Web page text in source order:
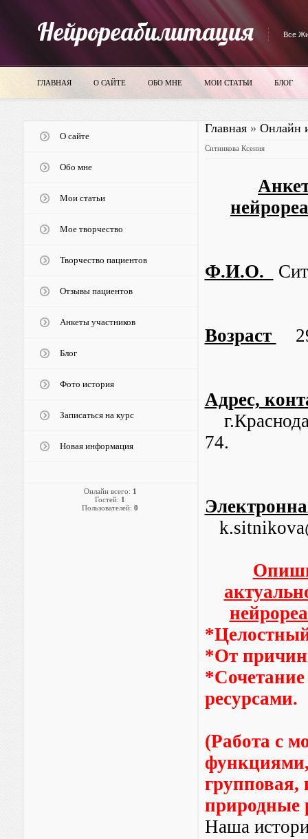
Нейрореабилитация Все
ГЛАВНАЯ О САЙТЕ ОБО МНЕ МОИ СТАТЬИ БЛОГ
О сайте
Обо мне
Мои статьи
Мое творчество
Творчество пациентов
Отзывы пациентов
Анкеты участников
Блог
Фото история
Записаться на курс
Новая информация
Онлайн всего: 1
Гостей: 1
Пользователей: 0
Главная» Онлайн
Ситникова Ксения
Ф.И.О.
Возраст
Адрес,
74.
*От
ресурсами.
(Работа с
групповая,
природные
Наша